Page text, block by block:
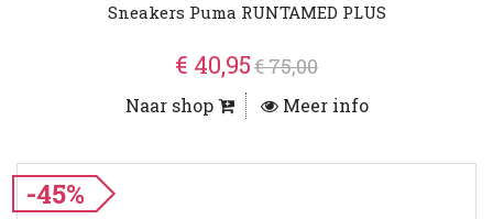
Sneakers Puma RUNTAMED PLUS
€ 40,95€ 75,00
Naar shop Meer info
-45%